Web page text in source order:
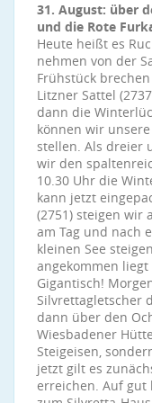
31. August: über
und die Rote
Heute heißt es
nehmen von der
Frühstück
Litzner Sattel
dann die
können wir
stellen. Als dreier
wir den
10.30 Uhr die
kann jetzt
(2751) steigen wir
am Tag und nach
kleinen See
angekommen
Gigantisch!
Silvrettagletscher
dann über den
Wiesbadener
Steigeisen,
jetzt gilt es
erreichen. Auf gut